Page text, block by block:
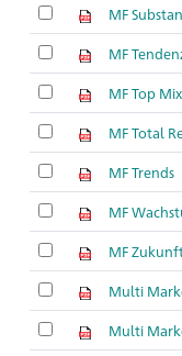
MF
MF
MF Top
MF Total
MF Trends
MF
MF
Multi
Multi